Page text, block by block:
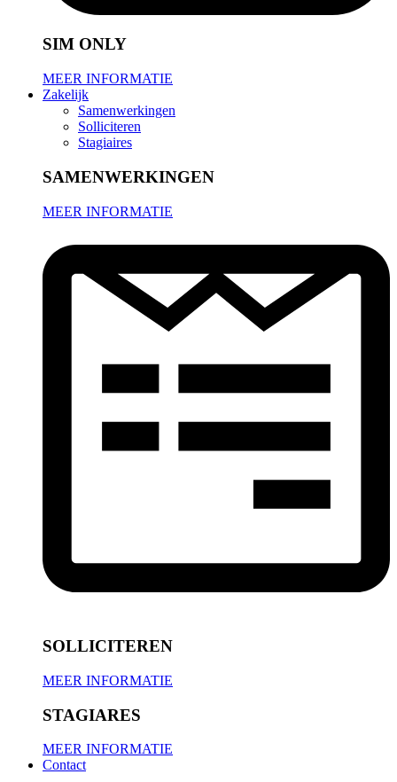
SIM ONLY
MEER INFORMATIE
Zakelijk
Samenwerkingen
Solliciteren
Stagiaires
SAMENWERKINGEN
MEER INFORMATIE
SOLLICITEREN
MEER INFORMATIE
STAGIARES
MEER INFORMATIE
Contact